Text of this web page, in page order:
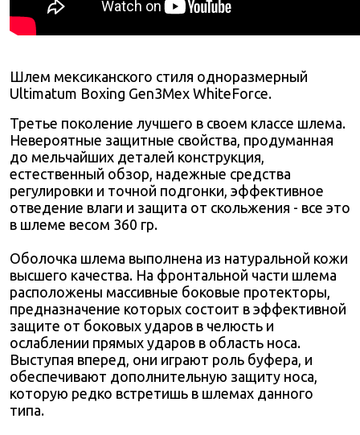
Шлем мексиканского стиля одноразмерный
Ultimatum Boxing Gen3Mex WhiteForce.
Третье поколение лучшего в своем классе шлема.
Невероятные защитные свойства, продуманная
до мельчайших деталей конструкция,
естественный обзор, надежные средства
регулировки и точной подгонки, эффективное
отведение влаги и защита от скольжения - все это
в шлеме весом 360 гр.
Оболочка шлема выполнена из натуральной кожи
высшего качества. На фронтальной части шлема
расположены массивные боковые протекторы,
предназначение которых состоит в эффективной
защите от боковых ударов в челюсть и
ослаблении прямых ударов в область носа.
Выступая вперед, они играют роль буфера, и
обеспечивают дополнительную защиту носа,
которую редко встретишь в шлемах данного
типа.